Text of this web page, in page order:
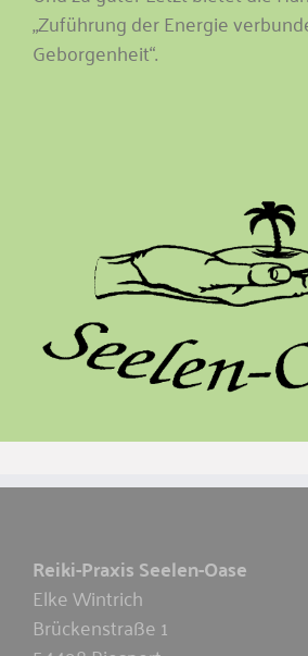
„Zuführung der Energie
Geborgenheit“.
Reiki-Praxis Seelen-Oase
Elke Wintrich
Brückenstraße 1